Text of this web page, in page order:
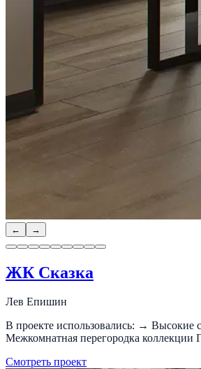
← →
ЖК Сказка
Лев Епишин
В проекте использовались: → Высокие
Межкомнатная перегородка коллекции
Смотреть проект